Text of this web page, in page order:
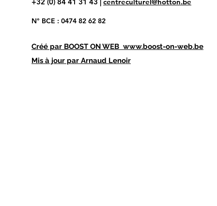
N° BCE : 0474 82 62 82
Créé par BOOST ON WEB www.boost-on-web.be
Mis à jour par Arnaud Lenoir